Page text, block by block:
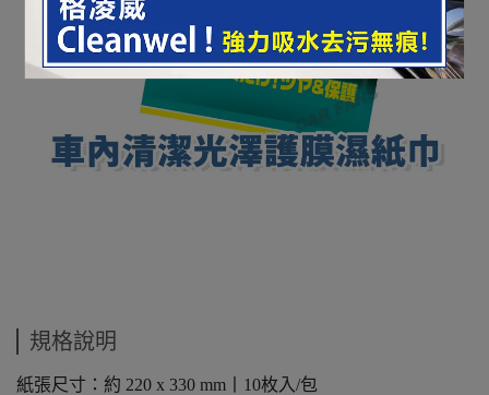
規格說明
紙張尺寸：約 220 x 330 mm丨10枚入/包